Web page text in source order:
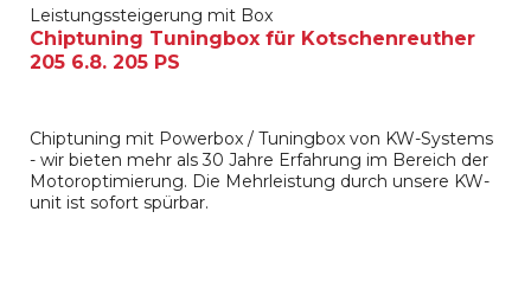
Leistungssteigerung mit Box
Chiptuning Tuningbox für Kotschenreuther
205 6.8. 205 PS
Chiptuning mit Powerbox / Tuningbox von KW-Systems
- wir bieten mehr als 30 Jahre Erfahrung im Bereich der
Motoroptimierung. Die Mehrleistung durch unsere KW-
unit ist sofort spürbar.